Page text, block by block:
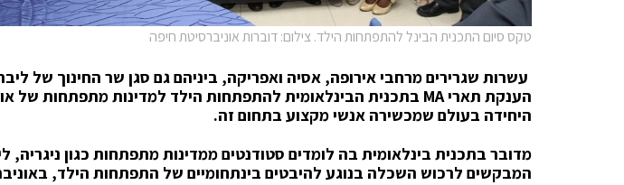
טקס סיום התכנית הבינל להתפתחות הילד. צילום: דוברות אוניברסיטת חיפה
עשרות שגרירים מרחבי אירופה, אסיה ואפריקה, ביניהם גם סגן שר החינוך של
הענקת תאריMA בתכנית הבינלאומית להתפתחות הילד למדינות מתפתחות של
היחידה בעולם שמכשירה אנשי מקצוע בתחום זה.
מדובר בתכנית בינלאומית בה לומדים סטודנטים ממדינות מתפתחות כגון ניגריה,
המבקשים לרכוש השכלה בנוגע להיבטים בינתחומיים של התפתחות הילד,